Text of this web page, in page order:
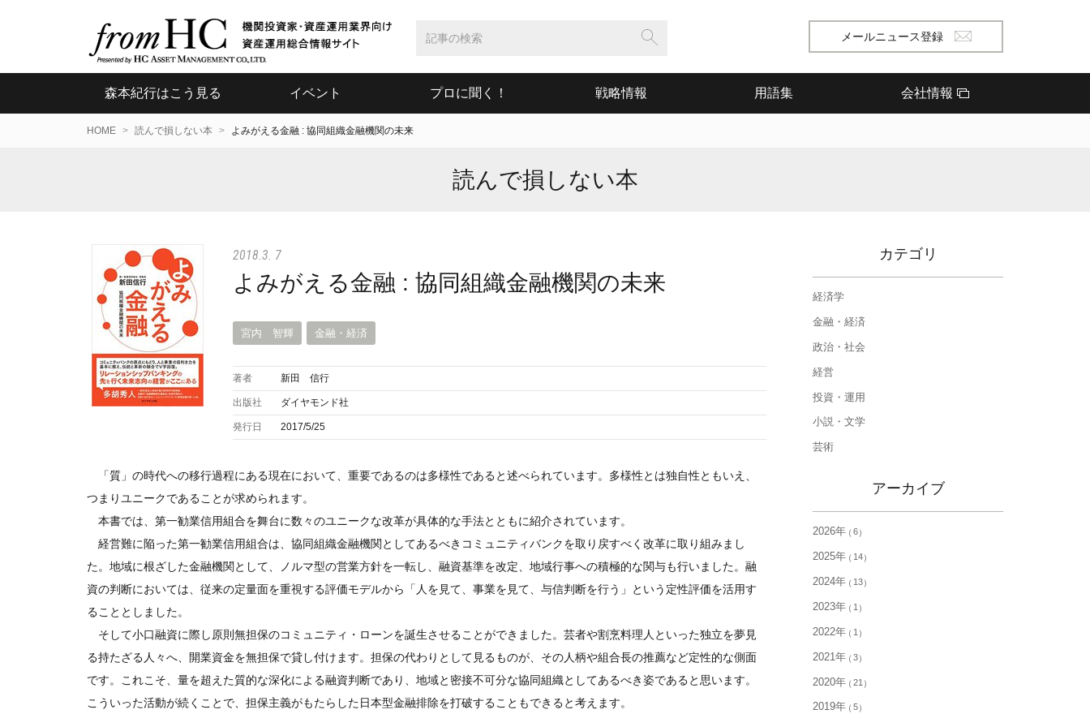
メールニュース登録
森本紀行はこう見る イベント プロに聞く！ 戦略情報 用語集 会社情報
HOME 読んで損しない本 よみがえる金融 : 協同組織金融機関の未来
読んで損しない本
2018.3. 7
よみがえる金融 : 協同組織金融機関の未来
宮内 智輝 金融・経済
著者 新田 信行
出版社 ダイヤモンド社
発行日 2017/5/25
「質」の時代への移行過程にある現在において、重要であるのは多様性であると述べられています。多様性とは独自性ともいえ、
つまりユニークであることが求められます。
本書では、第一勧業信用組合を舞台に数々のユニークな改革が具体的な手法とともに紹介されています。
経営難に陥った第一勧業信用組合は、協同組織金融機関としてあるべきコミュニティバンクを取り戻すべく改革に取り組みまし
た。地域に根ざした金融機関として、ノルマ型の営業方針を一転し、融資基準を改定、地域行事への積極的な関与も行いました。融
資の判断においては、従来の定量面を重視する評価モデルから「人を見て、事業を見て、与信判断を行う」という定性評価を活用す
ることとしました。
そして小口融資に際し原則無担保のコミュニティ・ローンを誕生させることができました。芸者や割烹料理人といった独立を夢見
る持たざる人々へ、開業資金を無担保で貸し付けます。担保の代わりとして見るものが、その人柄や組合長の推薦など定性的な側面
です。これこそ、量を超えた質的な深化による融資判断であり、地域と密接不可分な協同組織としてあるべき姿であると思います。
こういった活動が続くことで、担保主義がもたらした日本型金融排除を打破することもできると考えます。
カテゴリ
経済学
金融・経済
政治・社会
経営
投資・運用
小説・文学
芸術
アーカイブ
2026年 6
2025年 14
2024年 13
2023年 1
2022年 1
2021年 3
2020年 21
2019年 5